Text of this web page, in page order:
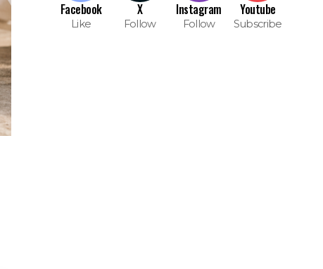
Facebook
Like
X
Follow
Instagram
Follow
Youtube
Subscribe